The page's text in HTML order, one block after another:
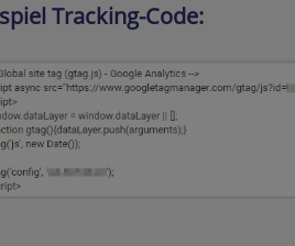
Tracking-Code: